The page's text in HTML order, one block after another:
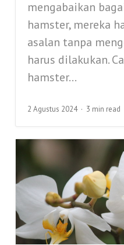
mengabaikan
hamster, mereka
asalan tanpa
harus dilakukan.
hamster...
2 Agustus 2024 3 min read